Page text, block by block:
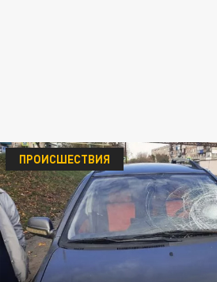
ПРОИСШЕСТВИЯ